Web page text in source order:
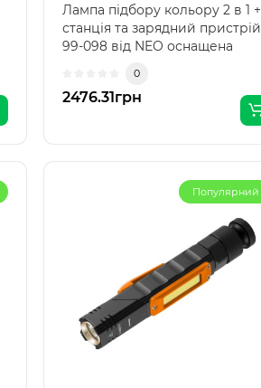
Лампа підбору кольору 2 в 1 +
станція та зарядний пристрій
99-098 від NEO оснащена
0
2476.31грн
Популярний